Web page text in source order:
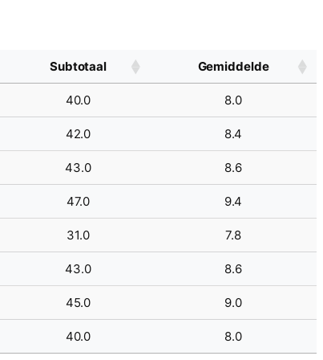
Subtotaal Gemiddelde
40.0 8.0
42.0 8.4
43.0 8.6
47.0 9.4
31.0 7.8
43.0 8.6
45.0 9.0
40.0 8.0